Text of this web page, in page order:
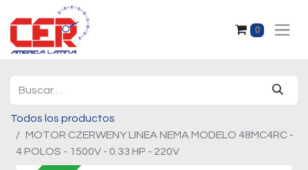
0
Todos los productos
MOTOR CZERWENY LINEA NEMA MODELO 48MC4RC -
4 POLOS - 1500V - 0.33 HP - 220V